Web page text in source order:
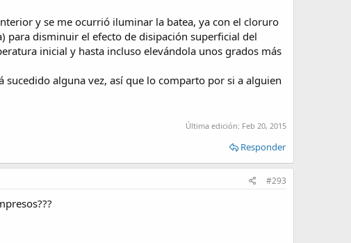
y se me ocurrió iluminar la batea, ya con el cloruro
para disminuir el efecto de disipación superficial del
inicial y hasta incluso elevándola unos grados más
alguna vez, así que lo comparto por si a alguien
Última edición: Feb 20, 2015
Responder
#293